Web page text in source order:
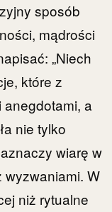
sposób
mądrości
„Niech
które z
a
nie tylko
wiarę w
wyzwaniami. W
niż rytualne